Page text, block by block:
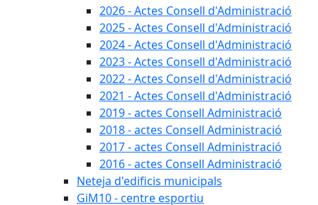
2026 - Actes Consell d'Administració
2025 - Actes Consell d'Administració
2024 - Actes Consell d'Administració
2023 - Actes Consell d'Administració
2022 - Actes Consell d'Administració
2021 - Actes Consell d'Administració
2019 - actes Consell Administració
2018 - actes Consell Administració
2017 - actes Consell Administració
2016 - actes Consell Administració
Neteja d'edificis municipals
GiM10 - centre esportiu